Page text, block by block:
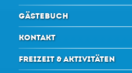
GÄSTEBUCH
KONTAKT
FREIZEIT & AKTIVITÄTEN